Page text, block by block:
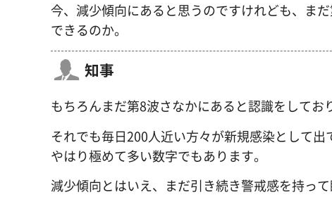
今、減少傾向にあると思うのですけれども、ま
できるのか。
知事
もちろんまだ第8波さなかにあると認識をしてお
それでも毎日200人近い方々が新規感染として
やはり極めて多い数字でもあります。
減少傾向とはいえ、まだ引き続き警戒感を持っ